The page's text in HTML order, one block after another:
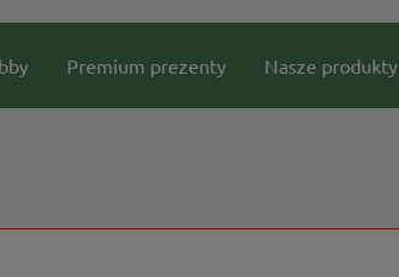
Premium prezenty Nasze produkty